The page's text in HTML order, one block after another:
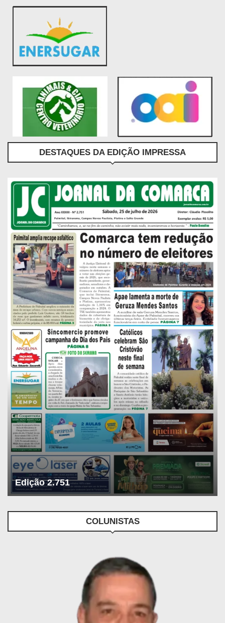
DESTAQUES DA EDIÇÃO IMPRESSA
Edição 2.751
COLUNISTAS